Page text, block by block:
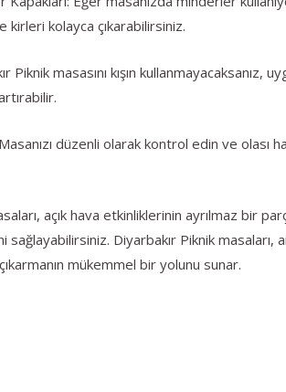
kirleri kolayca çıkarabilirsiniz.
Piknik masasını kışın
düzenli olarak kontrol edin ve olası
açık hava etkinliklerinin ayrılmaz bir
sağlayabilirsiniz. Diyarbakır Piknik
mükemmel bir yolunu sunar.